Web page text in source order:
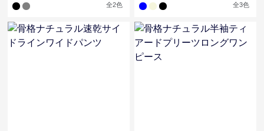
全2色 全3色